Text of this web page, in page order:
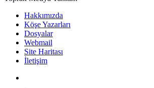
Hakkımızda
Köşe Yazarları
Dosyalar
Webmail
Site Haritası
İletişim